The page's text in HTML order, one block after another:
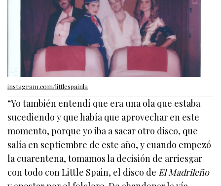
instagram.com/littlespainla
“Yo también entendí que era una ola que estaba
sucediendo y que había que aprovechar en este
momento, porque yo iba a sacar otro disco, que
salía en septiembre de este año, y cuando empezó
la cuarentena, tomamos la decisión de arriesgar
con todo con Little Spain, el disco de El Madrileño